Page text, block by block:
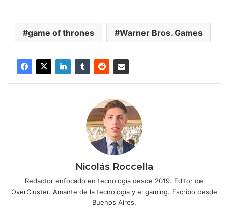
game of thrones Warner Bros. Games
Nicolás Roccella
Redactor enfocado en tecnología desde 2019. Editor de
OverCluster. Amante de la tecnología y el gaming. Escribo desde
Buenos Aires.